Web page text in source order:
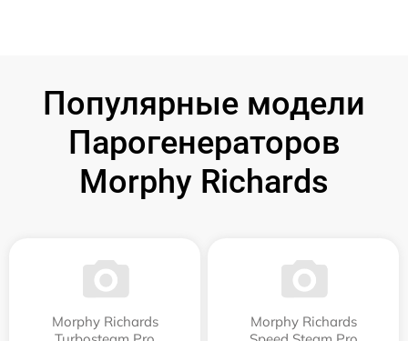
Популярные модели
Парогенераторов
Morphy Richards
Morphy Richards
Morphy Richards